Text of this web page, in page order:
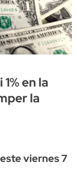
en la
la
viernes 7